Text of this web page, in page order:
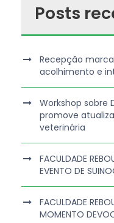
Posts
Recepção
acolhimento e
Workshop sobre
promove
veterinária
FACULDADE
EVENTO DE
FACULDADE
MOMENTO